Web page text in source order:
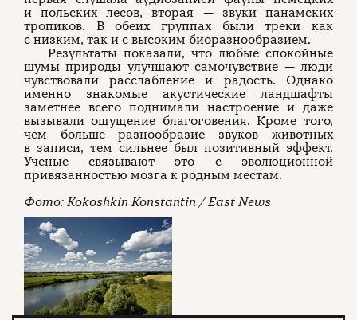
и польских лесов, вторая — звуки панамских
тропиков. В обеих группах были треки как
с низким, так и с высоким биоразнообразием.
Результаты показали, что любые спокойные
шумы природы улучшают самочувствие — люди
чувствовали расслабление и радость. Однако
именно знакомые акустические ландшафты
заметнее всего поднимали настроение и даже
вызывали ощущение благоговения. Кроме того,
чем больше разнообразие звуков животных
в записи, тем сильнее был позитивный эффект.
Ученые связывают это с эволюционной
привязанностью мозга к родным местам.
Фото: Kokoshkin Konstantin / East News